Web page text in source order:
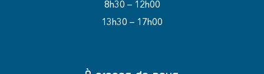
8h30 – 12h00
13h30 – 17h00